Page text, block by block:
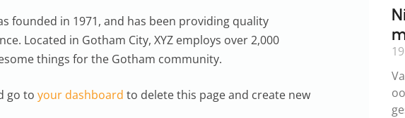
founded in 1971, and has been providing quality
Located in Gotham City, XYZ employs over 2,000
things for the Gotham community.
go to your dashboard to delete this page and create new